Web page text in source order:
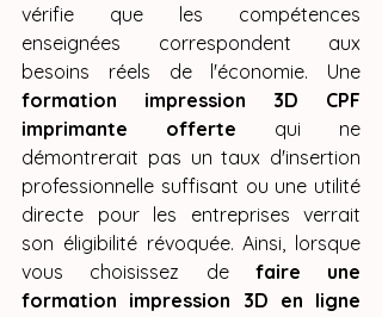
vérifie que les compétences
enseignées correspondent aux
formation impression 3D CPF
imprimante offerte qui ne
démontrerait pas un taux d'insertion
professionnelle suffisant ou une utilité
directe pour les entreprises verrait
son éligibilité révoquée. Ainsi, lorsque
vous choisissez de faire une
formation impression 3D en ligne